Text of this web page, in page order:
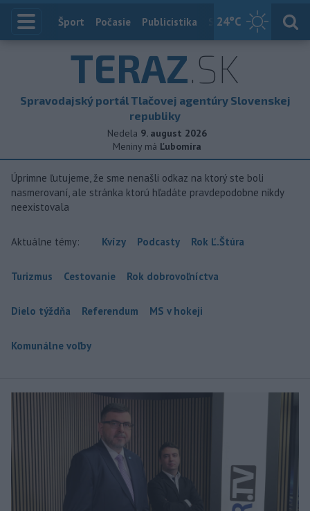
24°C
Index
Šport Počasie Publicistika Slovensko
TERAZ.SK
Spravodajský portál Tlačovej agentúry Slovenskej
republiky
Nedela 9. august 2026
Meniny má Ľubomíra
Úprimne ľutujeme, že sme nenašli odkaz na ktorý ste boli
nasmerovaní, ale stránka ktorú hľadáte pravdepodobne nikdy
neexistovala
Aktuálne témy: Kvízy Podcasty Rok Ľ.Štúra
Turizmus Cestovanie Rok dobrovoľníctva
Dielo týždňa Referendum MS v hokeji
Komunálne voľby